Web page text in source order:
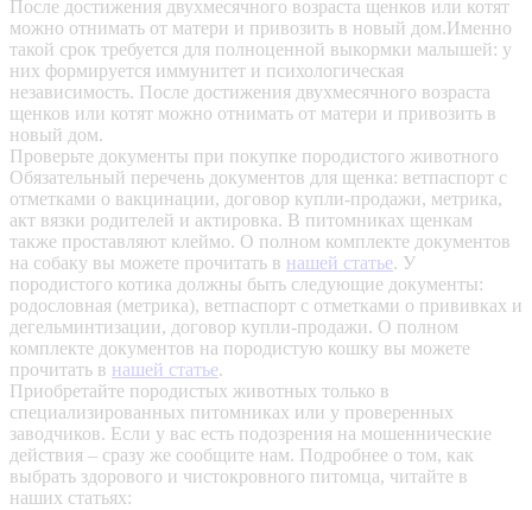
После достижения двухмесячного возраста щенков или котят
можно отнимать от матери и привозить в новый дом.Именно
такой срок требуется для полноценной выкормки малышей: у
них формируется иммунитет и психологическая
независимость. После достижения двухмесячного возраста
щенков или котят можно отнимать от матери и привозить в
новый дом.
Проверьте документы при покупке породистого животного
Обязательный перечень документов для щенка: ветпаспорт с
отметками о вакцинации, договор купли-продажи, метрика,
акт вязки родителей и актировка. В питомниках щенкам
также проставляют клеймо. О полном комплекте документов
на собаку вы можете прочитать в нашей статье. У
породистого котика должны быть следующие документы:
родословная (метрика), ветпаспорт с отметками о прививках и
дегельминтизации, договор купли-продажи. О полном
комплекте документов на породистую кошку вы можете
прочитать в нашей статье.
Приобретайте породистых животных только в
специализированных питомниках или у проверенных
заводчиков. Если у вас есть подозрения на мошеннические
действия – сразу же сообщите нам. Подробнее о том, как
выбрать здорового и чистокровного питомца, читайте в
наших статьях: